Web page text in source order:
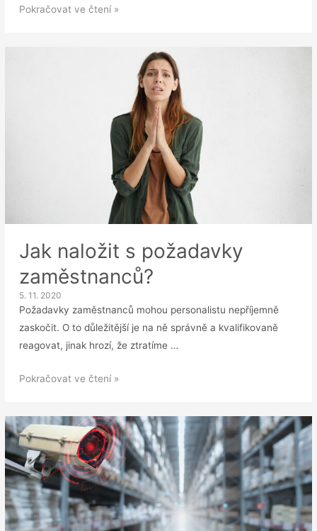
DOTAZ:
Pokračovat ve čtení »
Jak naložit s požadavky
zaměstnanců?
5. 11. 2020
Požadavky zaměstnanců mohou personalistu nepříjemně
zaskočit. O to důležitější je na ně správně a kvalifikovaně
reagovat, jinak hrozí, že ztratíme …
Jak
požadavky
zaměstnanců?
Pokračovat ve čtení »